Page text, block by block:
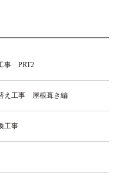
事 PRT2
え工事 屋根葺き編
工事